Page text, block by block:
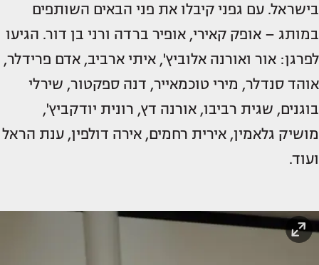
בישראל. עם גפני קיבלו את פני הבאים השותפים
במותג – אופק קאירי, אופיר ברדה ורני בן דור. הגיעו
לפרגן: אור ואורנה אלוביץ', איתי ארביב, אדם פרידלר,
אוהד סנדלר, מירי טוכמאייר, דנה ספקטור, שירלי
בוגנים, שגית רביבו, אורנה דץ, רונית יודקביץ',
מושיק גלאמין, אירית רחמים, אירה דולפין, ענת הראל
ועוד.